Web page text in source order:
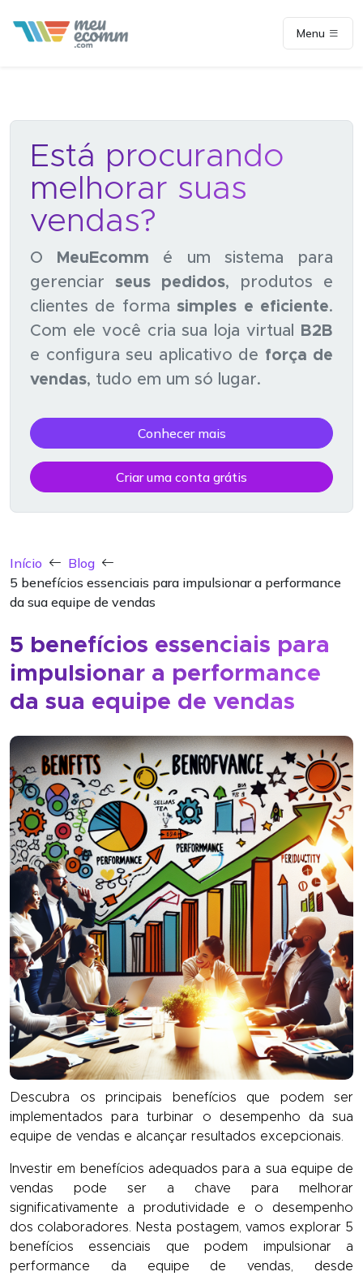
Menu
Está procurando
melhorar suas
vendas?
O MeuEcomm é um sistema para
gerenciar seus pedidos, produtos e
clientes de formasimples e eficiente.
Com ele você cria sua loja virtual
B2B
e configura seu aplicativo de força de
vendas, tudo em um só lugar.
Conhecer mais
Criar uma conta grátis
Início
Blog
5 benefícios essenciais para impulsionar a performance
da sua equipe de vendas
5 benefícios essenciais para
impulsionar a performance
da sua equipe de vendas
Descubra os principais benefícios que podem ser
implementados para turbinar o desempenho da sua
equipe de vendas e alcançar resultados excepcionais.
Investir em benefícios adequados para a sua equipe de
vendas pode ser a chave para melhorar
significativamente a produtividade e o desempenho
dos colaboradores. Nesta postagem, vamos explorar 5
benefícios essenciais que podem impulsionar a
performance da equipe de vendas, desde